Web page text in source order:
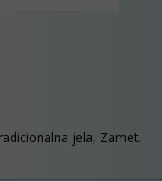
jela, Zamet.